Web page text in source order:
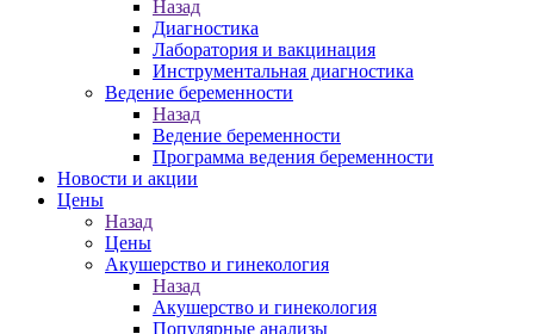
Назад
Диагностика
Лаборатория и вакцинация
Инструментальная диагностика
Ведение беременности
Назад
Ведение беременности
Программа ведения беременности
Новости и акции
Цены
Назад
Цены
Акушерство и гинекология
Назад
Акушерство и гинекология
Популярные анализы